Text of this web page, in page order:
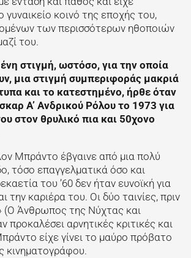
κοινό της εποχής του,
των περισσότερων ηθοποιών
του.
στιγμή, ωστόσο, για την οποία
μια στιγμή συμπεριφοράς μακριά
και το κατεστημένο, ήρθε όταν
Α’ Ανδρικού Ρόλου το 1973 για
στον θρυλικό πια και 50χονο
Μπράντο έβγαινε από μια πολύ
τόσο επαγγελματικά όσο και
του ’60 δεν ήταν ευνοϊκή για
την καριέρα του. Οι δύο ταινίες, πριν
(Ο Άνθρωπος της Νύχτας και
προκαλέσει αρνητικές κριτικές και
είχε γίνει το μαύρο πρόβατο
κινηματογράφου.